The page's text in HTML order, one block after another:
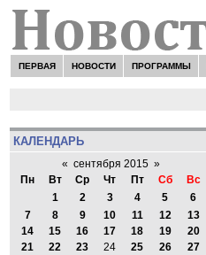
ПЕРВАЯ НОВОСТИ ПРОГРАММЫ
КАЛЕНДАРЬ
« сентября 2015 »
Пн
Вт Ср Чт Пт Сб
Вс
1
2 3 4 5
6
7
8 9 10 11 12
13
14
15 16 17 18 19
20
21
22 23 24 25 26
27